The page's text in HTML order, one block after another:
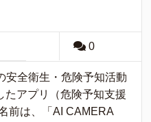
0
安全衛生・危険予知活動
たアプリ（危険予知支援
前は、「AI CAMERA